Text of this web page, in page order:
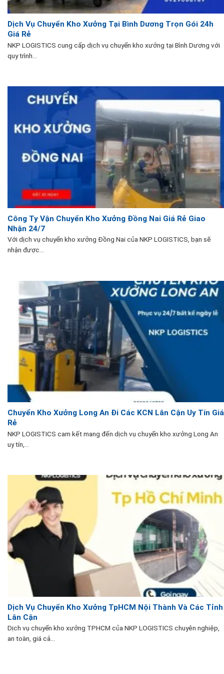
Dịch Vụ Chuyển Kho Xưởng Tại Bình Dương Trọn Gói 24h
Giá Rẻ
NKP LOGISTICS cung cấp dịch vụ chuyển kho xưởng tại Bình Dương với
quy trình...
Công Ty Vận Chuyển Kho Xưởng Đồng Nai Giá Rẻ Giao
Nhận 24/7
Với dịch vụ chuyển kho xưởng Đồng Nai của NKP LOGISTICS, bạn sẽ
nhận được...
Chuyển Kho Xưởng Long An Đi Các KCN Lân Cận Uy Tín Giá
Rẻ
NKP LOGISTICS cam kết mang đến dịch vụ chuyển kho xưởng Long An
uy tín,...
Dịch Vụ Chuyển Kho Xưởng TpHCM Nội Thành Và Các Tỉnh
Lân Cận
Dịch vụ chuyển kho xưởng TPHCM của NKP LOGISTICS chuyên nghiệp,
an toàn, giá cả...